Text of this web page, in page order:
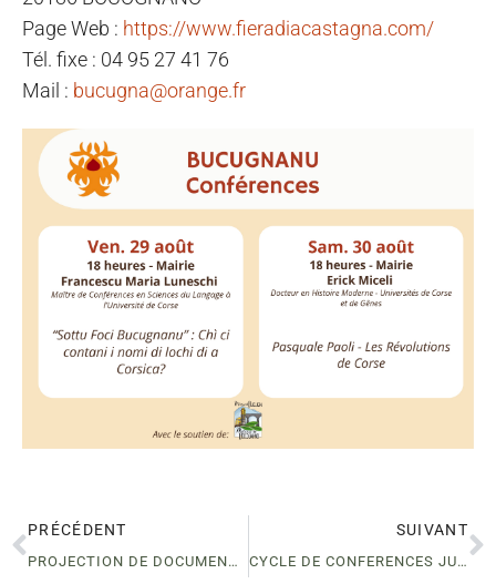
Page Web : https://www.fieradiacastagna.com/
Tél. fixe : 04 95 27 41 76
Mail : bucugna@orange.fr
PRÉCÉDENT
PROJECTION DE DOCUMENTAIRES PAOLIWOOD – BOCOGNANO
SUIVANT
CYCLE DE CONFERENCES JUILLET/AOUT- BOCOGNANO